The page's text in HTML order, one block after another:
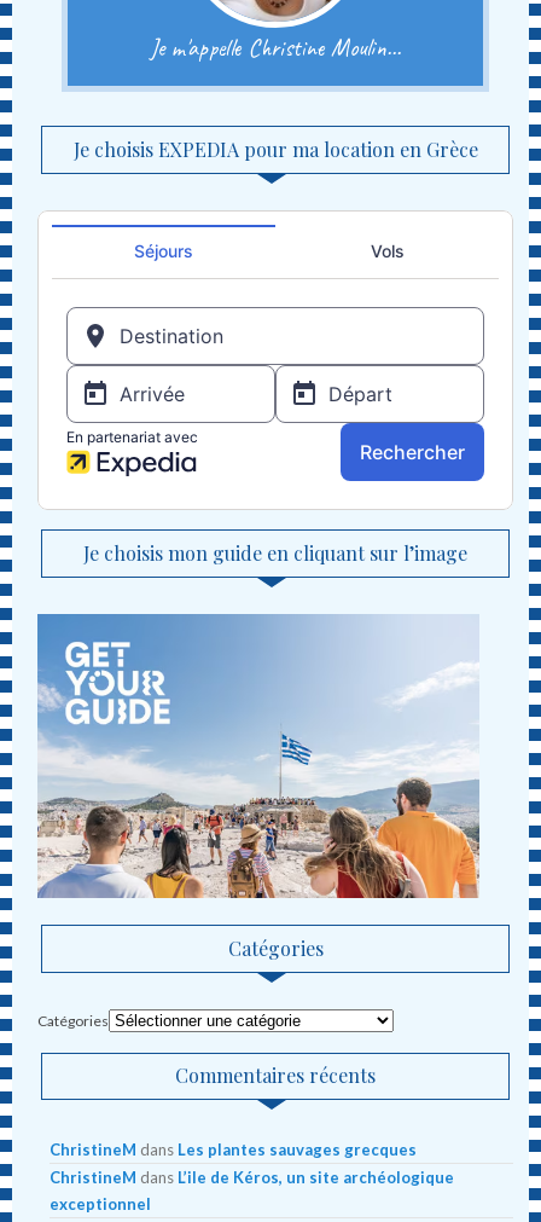
Je m'appelle Christine Moulin...
Je choisis EXPEDIA pour ma location en Grèce
Je choisis mon guide en cliquant sur l’image
Catégories
Catégories
Commentaires récents
ChristineM dans Les plantes sauvages grecques
ChristineM dans L’ile de Kéros, un site archéologique
exceptionnel